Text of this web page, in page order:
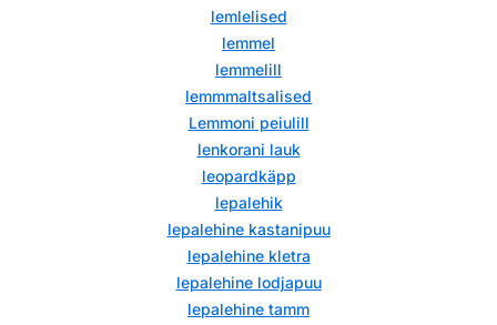
lemlelised
lemmel
lemmelill
lemmmaltsalised
Lemmoni peiulill
lenkorani lauk
leopardkäpp
lepalehik
lepalehine kastanipuu
lepalehine kletra
lepalehine lodjapuu
lepalehine tamm